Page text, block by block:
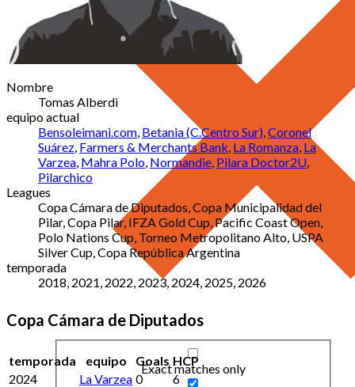
Exact matches only
Nombre
Tomas Alberdi
equipo actual
Bensoleimani.com Betania (C.Centro Sur) Coronel
Suárez Farmers & Merchants Bank La Romanza La
Varzea Mahra Polo Normandie Pilara Doctor2U
Pilarchico
Leagues
Copa Cámara de Diputados, Copa Municipalidad del
Pilar, Copa Pilar, IFZA Gold Cup, Pacific Coast Open,
Polo Nations Cup, Torneo Metropolitano Alto, USPA
Silver Cup, Copa República Argentina
temporada
2018, 2021, 2022, 2023, 2024, 2025, 2026
Copa Cámara de Diputados
temporada equipo Goals HCP
2024
La Varzea 0 6